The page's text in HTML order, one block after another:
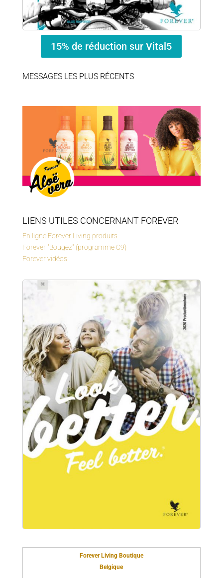
15% de réduction sur Vital5
MESSAGES LES PLUS RÉCENTS
LIENS UTILES CONCERNANT FOREVER
En ligne Forever Living produits
Forever "Bougez" (programme C9)
Forever vidéos
Forever Living Boutique
Belgique